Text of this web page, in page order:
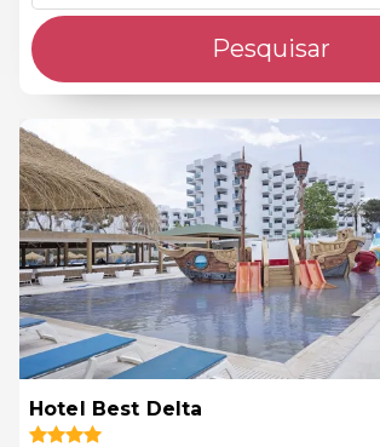
Pesquisar
Hotel Best Delta